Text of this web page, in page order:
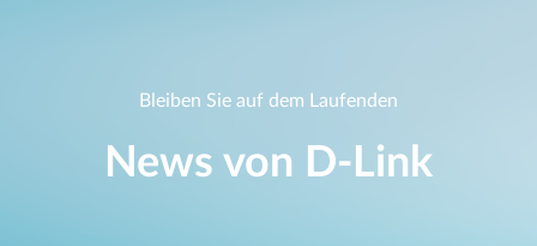
Bleiben Sie auf dem Laufenden
News von D‑Link